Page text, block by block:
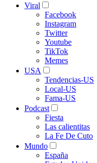
Viral
Facebook
Instagram
Twitter
Youtube
TikTok
Memes
USA
Tendencias-US
Local-US
Fama-US
Podcast
Fiesta
Las calientitas
La Fe De Cuto
Mundo
España